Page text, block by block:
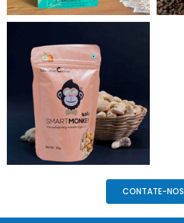
CONTATE-NOS